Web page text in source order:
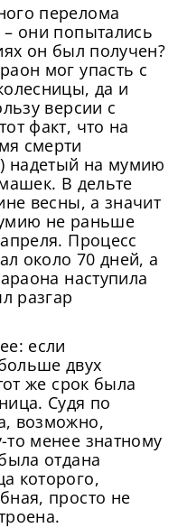
перелома
они попытались
он был получен?
мог упасть с
да и
версии с
факт, что на
смерти
надетый на мумию
В дельте
весны, а значит
не раньше
Процесс
около 70 дней, а
наступила
разгар
если
двух
же срок была
Судя по
возможно,
то менее знатному
отдана
которого,
просто не